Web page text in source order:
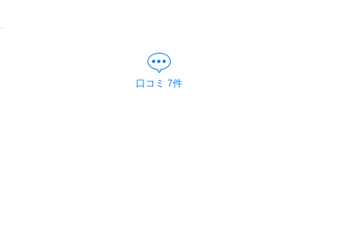
口コミ 7件